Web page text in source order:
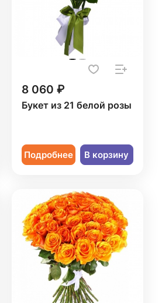
8 060 ₽
Букет из 21 белой розы
Подробнее В корзину